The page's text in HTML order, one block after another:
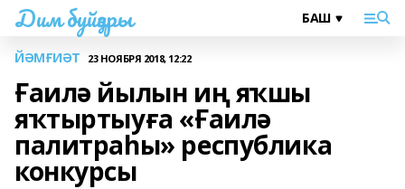
Дим буйҙары
ЙӘМҒИӘТ 23 НОЯБРЯ 2018, 12:22
Ғаилә йылын иң яҡшы
яҡтыртыуға «Ғаилә
палитраһы» республика
конкурсы